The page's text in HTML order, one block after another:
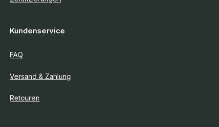
Kundenservice
FAQ
Versand & Zahlung
Retouren